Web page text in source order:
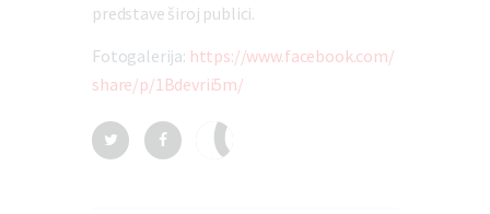
predstave široj publici.
Fotogalerija: https://www.facebook.com/
share/p/1Bdevrii5m/